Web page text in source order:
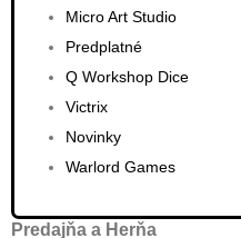
Micro Art Studio
Predplatné
Q Workshop Dice
Victrix
Novinky
Warlord Games
Predajňa a Herňa